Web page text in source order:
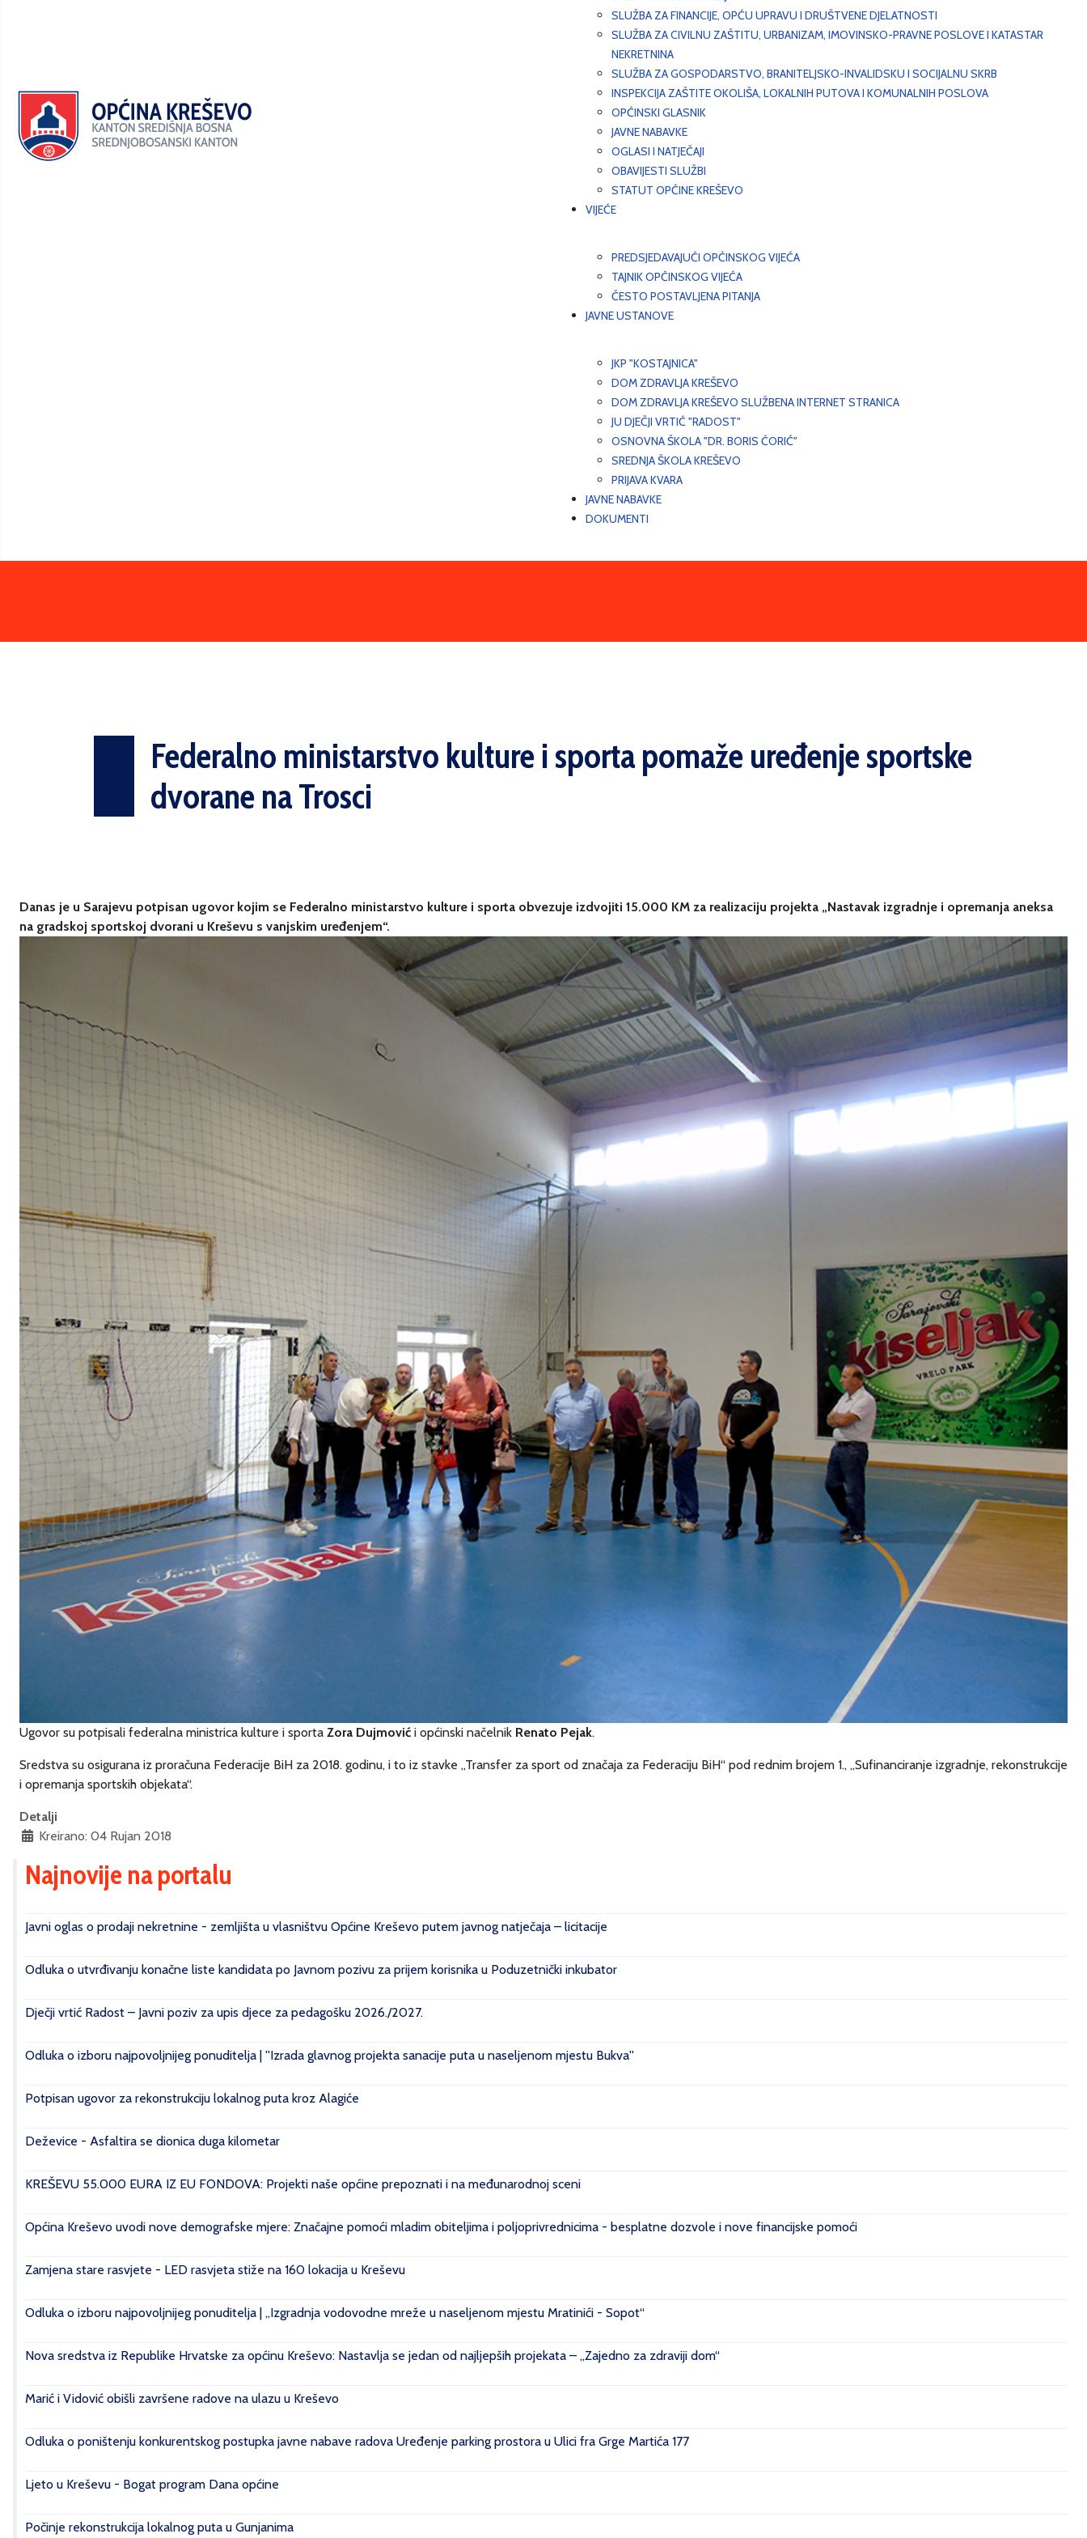
SLUŽBA ZA FINANCIJE, OPĆU UPRAVU I DRUŠTVENE DJELATNOSTI
SLUŽBA ZA CIVILNU ZAŠTITU, URBANIZAM, IMOVINSKO-PRAVNE POSLOVE I KATASTAR
NEKRETNINA
SLUŽBA ZA GOSPODARSTVO, BRANITELJSKO-INVALIDSKU I SOCIJALNU SKRB
INSPEKCIJA ZAŠTITE OKOLIŠA, LOKALNIH PUTOVA I KOMUNALNIH POSLOVA
OPĆINSKI GLASNIK
JAVNE NABAVKE
OGLASI I NATJEČAJI
OBAVIJESTI SLUŽBI
STATUT OPĆINE KREŠEVO
VIJEĆE
PREDSJEDAVAJUĆI OPĆINSKOG VIJEĆA
TAJNIK OPĆINSKOG VIJEĆA
ČESTO POSTAVLJENA PITANJA
JAVNE USTANOVE
JKP "KOSTAJNICA"
DOM ZDRAVLJA KREŠEVO
DOM ZDRAVLJA KREŠEVO SLUŽBENA INTERNET STRANICA
JU DJEČJI VRTIĆ "RADOST"
OSNOVNA ŠKOLA "DR. BORIS ĆORIĆ"
SREDNJA ŠKOLA KREŠEVO
PRIJAVA KVARA
JAVNE NABAVKE
DOKUMENTI
Federalno ministarstvo kulture i sporta pomaže uređenje sportske
dvorane na Trosci
Danas je u Sarajevu potpisan ugovor kojim se Federalno ministarstvo kulture i sporta obvezuje izdvojiti 15.000 KM za realizaciju projekta „Nastavak izgradnje i opremanja aneksa
na gradskoj sportskoj dvorani u Kreševu s vanjskim uređenjem“.
Ugovor su potpisali federalna ministrica kulture i sporta Zora Dujmović i općinski načelnik Renato Pejak.
Sredstva su osigurana iz proračuna Federacije BiH za 2018. godinu, i to iz stavke „Transfer za sport od značaja za Federaciju BiH“ pod rednim brojem 1., „Sufinanciranje izgradnje, rekonstrukcije
i opremanja sportskih objekata“.
Detalji
Kreirano: 04 Rujan 2018
Najnovije na portalu
Javni oglas o prodaji nekretnine - zemljišta u vlasništvu Općine Kreševo putem javnog natječaja – licitacije
Odluka o utvrđivanju konačne liste kandidata po Javnom pozivu za prijem korisnika u Poduzetnički inkubator
Dječji vrtić Radost – Javni poziv za upis djece za pedagošku 2026./2027.
Odluka o izboru najpovoljnijeg ponuditelja | ''Izrada glavnog projekta sanacije puta u naseljenom mjestu Bukva''
Potpisan ugovor za rekonstrukciju lokalnog puta kroz Alagiće
Deževice - Asfaltira se dionica duga kilometar
KREŠEVU 55.000 EURA IZ EU FONDOVA: Projekti naše općine prepoznati i na međunarodnoj sceni
Općina Kreševo uvodi nove demografske mjere: Značajne pomoći mladim obiteljima i poljoprivrednicima - besplatne dozvole i nove financijske pomoći
Zamjena stare rasvjete - LED rasvjeta stiže na 160 lokacija u Kreševu
Odluka o izboru najpovoljnijeg ponuditelja | „Izgradnja vodovodne mreže u naseljenom mjestu Mratinići - Sopot“
Nova sredstva iz Republike Hrvatske za općinu Kreševo: Nastavlja se jedan od najljepših projekata – „Zajedno za zdraviji dom“
Marić i Vidović obišli završene radove na ulazu u Kreševo
Odluka o poništenju konkurentskog postupka javne nabave radova Uređenje parking prostora u Ulici fra Grge Martića 177
Ljeto u Kreševu - Bogat program Dana općine
Počinje rekonstrukcija lokalnog puta u Gunjanima